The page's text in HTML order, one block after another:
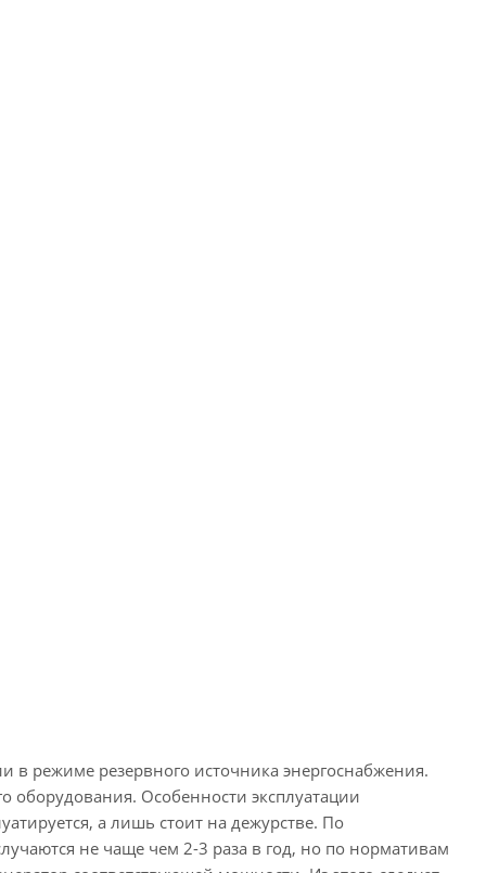
в режиме резервного источника энергоснабжения.
оборудования. Особенности эксплуатации
а лишь стоит на дежурстве. По
не чаще чем 2-3 раза в год, но по нормативам